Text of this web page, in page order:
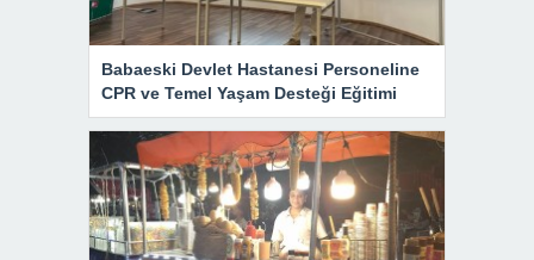
Babaeski Devlet Hastanesi Personeline
CPR ve Temel Yaşam Desteği Eğitimi